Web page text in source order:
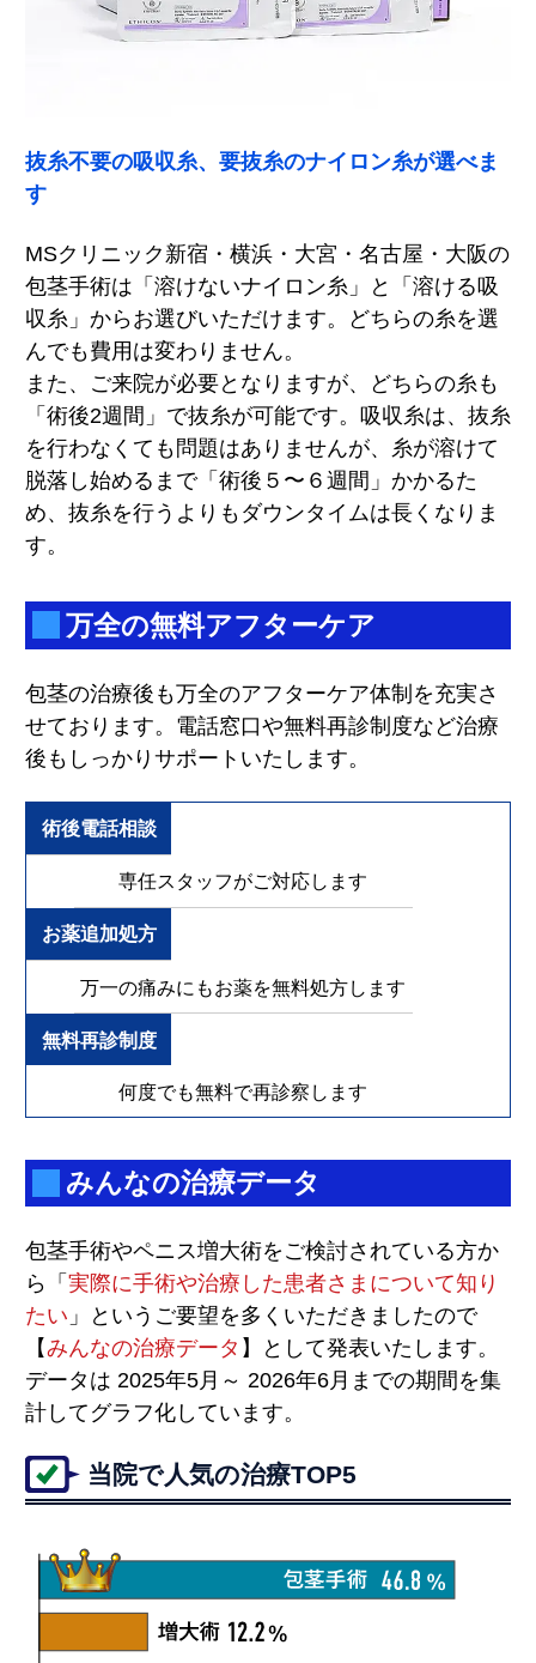
抜糸不要の吸収糸、要抜糸のナイロン糸が選べま
す
MSクリニック新宿・横浜・大宮・名古屋・大阪の
包茎手術は「溶けないナイロン糸」と「溶ける吸
収糸」からお選びいただけます。どちらの糸を選
んでも費用は変わりません。
また、ご来院が必要となりますが、どちらの糸も
「術後2週間」で抜糸が可能です。吸収糸は、抜糸
を行わなくても問題はありませんが、糸が溶けて
脱落し始めるまで「術後５〜６週間」かかるた
め、抜糸を行うよりもダウンタイムは長くなりま
す。
万全の無料アフターケア
包茎の治療後も万全のアフターケア体制を充実さ
せております。電話窓口や無料再診制度など治療
後もしっかりサポートいたします。
術後電話相談
専任スタッフがご対応します
お薬追加処方
万一の痛みにもお薬を無料処方します
無料再診制度
何度でも無料で再診察します
みんなの治療データ
包茎手術やペニス増大術をご検討されている方か
ら「 実際に手術や治療した患者さまについて知り
たい 」というご要望を多くいただきましたので
【みんなの治療データ 】として発表いたします。
データは 2025年5月～ 2026年6月までの期間を集
計してグラフ化しています。
当院で人気の治療TOP5